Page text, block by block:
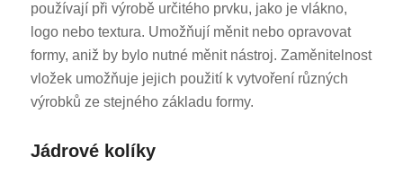
používají při výrobě určitého prvku, jako je vlákno,
logo nebo textura. Umožňují měnit nebo opravovat
formy, aniž by bylo nutné měnit nástroj. Zaměnitelnost
vložek umožňuje jejich použití k vytvoření různých
výrobků ze stejného základu formy.
Jádrové kolíky